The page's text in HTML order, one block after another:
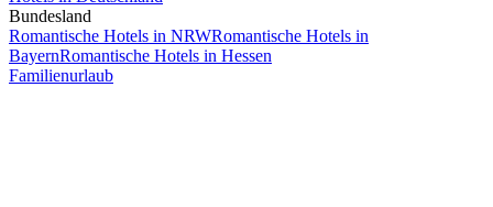
Bundesland
Romantische Hotels in NRWRomantische Hotels in
BayernRomantische Hotels in Hessen
Familienurlaub